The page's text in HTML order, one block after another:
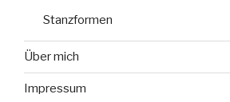
Stanzformen
Über mich
Impressum